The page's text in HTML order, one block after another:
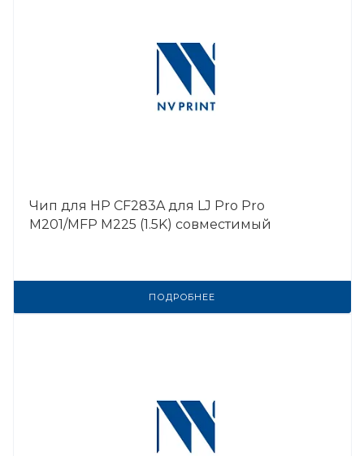
Чип для HP CF283A для LJ Pro Pro
M201/MFP M225 (1.5K) совместимый
ПОДРОБНЕЕ